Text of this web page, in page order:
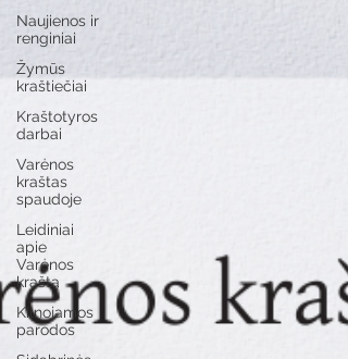
Naujienos ir
renginiai
Žymūs
kraštiečiai
Kraštotyros
darbai
Varėnos
kraštas
spaudoje
Leidiniai
apie
Varėnos
kraštą
Kilnojamos
parodos